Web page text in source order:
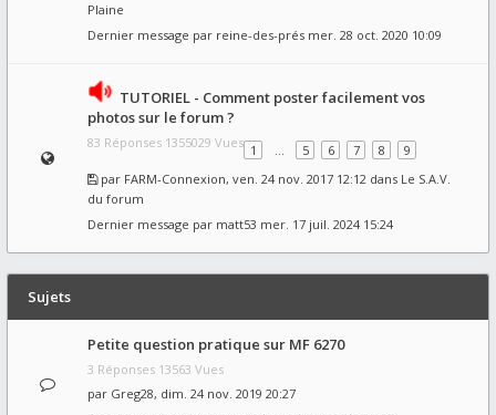
Plaine
Dernier message par reine-des-prés mer. 28 oct. 2020 10:09
TUTORIEL - Comment poster facilement vos
photos sur le forum ?
83 Réponses 1355029 Vues 1 … 5 6 7 8
9
par FARM-Connexion, ven. 24 nov. 2017 12:12 dans Le S.A.V.
du forum
Dernier message par matt53 mer. 17 juil. 2024 15:24
Sujets
Petite question pratique sur MF 6270
3 Réponses 13563 Vues
par Greg28, dim. 24 nov. 2019 20:27